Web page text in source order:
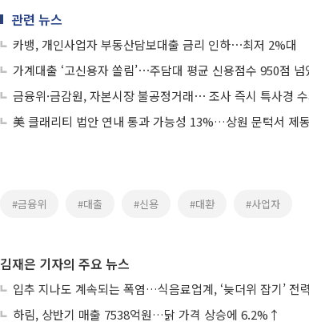
관련 뉴스
카뱅, 개인사업자 부동산담보대출 금리 인하⋯최저 2%대
가계대출 ‘고신용자 쏠림’⋯주담대 평균 신용점수 950점 넘
금융위·금감원, 자본시장 불공정거래⋯ 조사 즉시 특사경
美 클래리티 법안 연내 통과 가능성 13%…상원 문턱서 제동
#금융위 #대출 #신용 #대환 #사업자
김재은 기자의 주요 뉴스
입추 지나도 계속되는 폭염…식음료업계, ‘늦더위 잡기’ 전
하림, 상반기 매출 7538억원…닭 가격 상승에 6.2%↑